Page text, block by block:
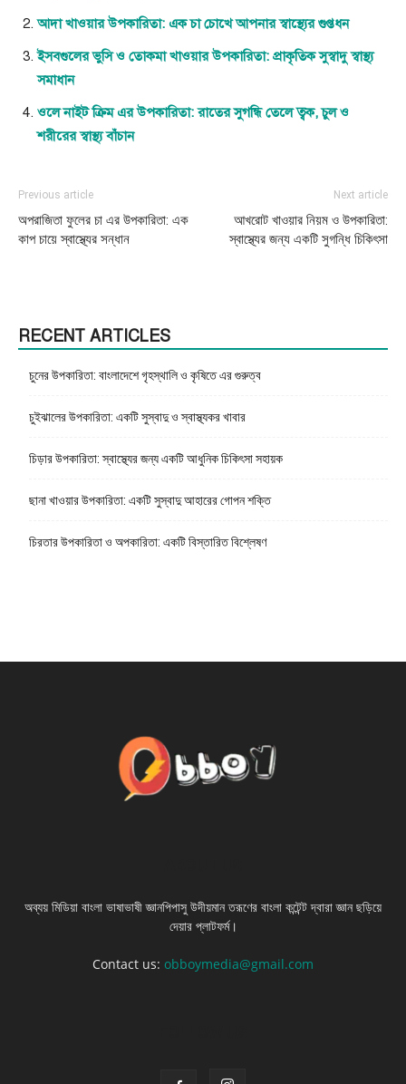
আদা খাওয়ার উপকারিতা: এক চা চোখে আপনার স্বাস্থ্যের গুপ্তধন
ইসবগুলের ভুসি ও তোকমা খাওয়ার উপকারিতা: প্রাকৃতিক সুস্বাদু স্বাস্থ্য
সমাধান
ওলে নাইট ক্রিম এর উপকারিতা: রাতের সুগন্ধি তেলে ত্বক, চুল ও
শরীরের স্বাস্থ্য বাঁচান
Previous article
অপরাজিতা ফুলের চা এর উপকারিতা: এক
কাপ চায়ে স্বাস্থ্যের সন্ধান
Next article
আখরোট খাওয়ার নিয়ম ও উপকারিতা:
স্বাস্থ্যের জন্য একটি সুগন্ধি চিকিৎসা
RECENT ARTICLES
চুনের উপকারিতা: বাংলাদেশে গৃহস্থালি ও কৃষিতে এর গুরুত্ব
চুইঝালের উপকারিতা: একটি সুস্বাদু ও স্বাস্থ্যকর খাবার
চিড়ার উপকারিতা: স্বাস্থ্যের জন্য একটি আধুনিক চিকিৎসা সহায়ক
ছানা খাওয়ার উপকারিতা: একটি সুস্বাদু আহারের গোপন শক্তি
চিরতার উপকারিতা ও অপকারিতা: একটি বিস্তারিত বিশ্লেষণ
অব্যয় মিডিয়া বাংলা ভাষাভাষী জ্ঞানপিপাসু উদীয়মান তরূণের বাংলা কন্টেন্ট দ্বারা জ্ঞান ছড়িয়ে
দেয়ার প্লাটফর্ম।
Contact us: obboymedia@gmail.com